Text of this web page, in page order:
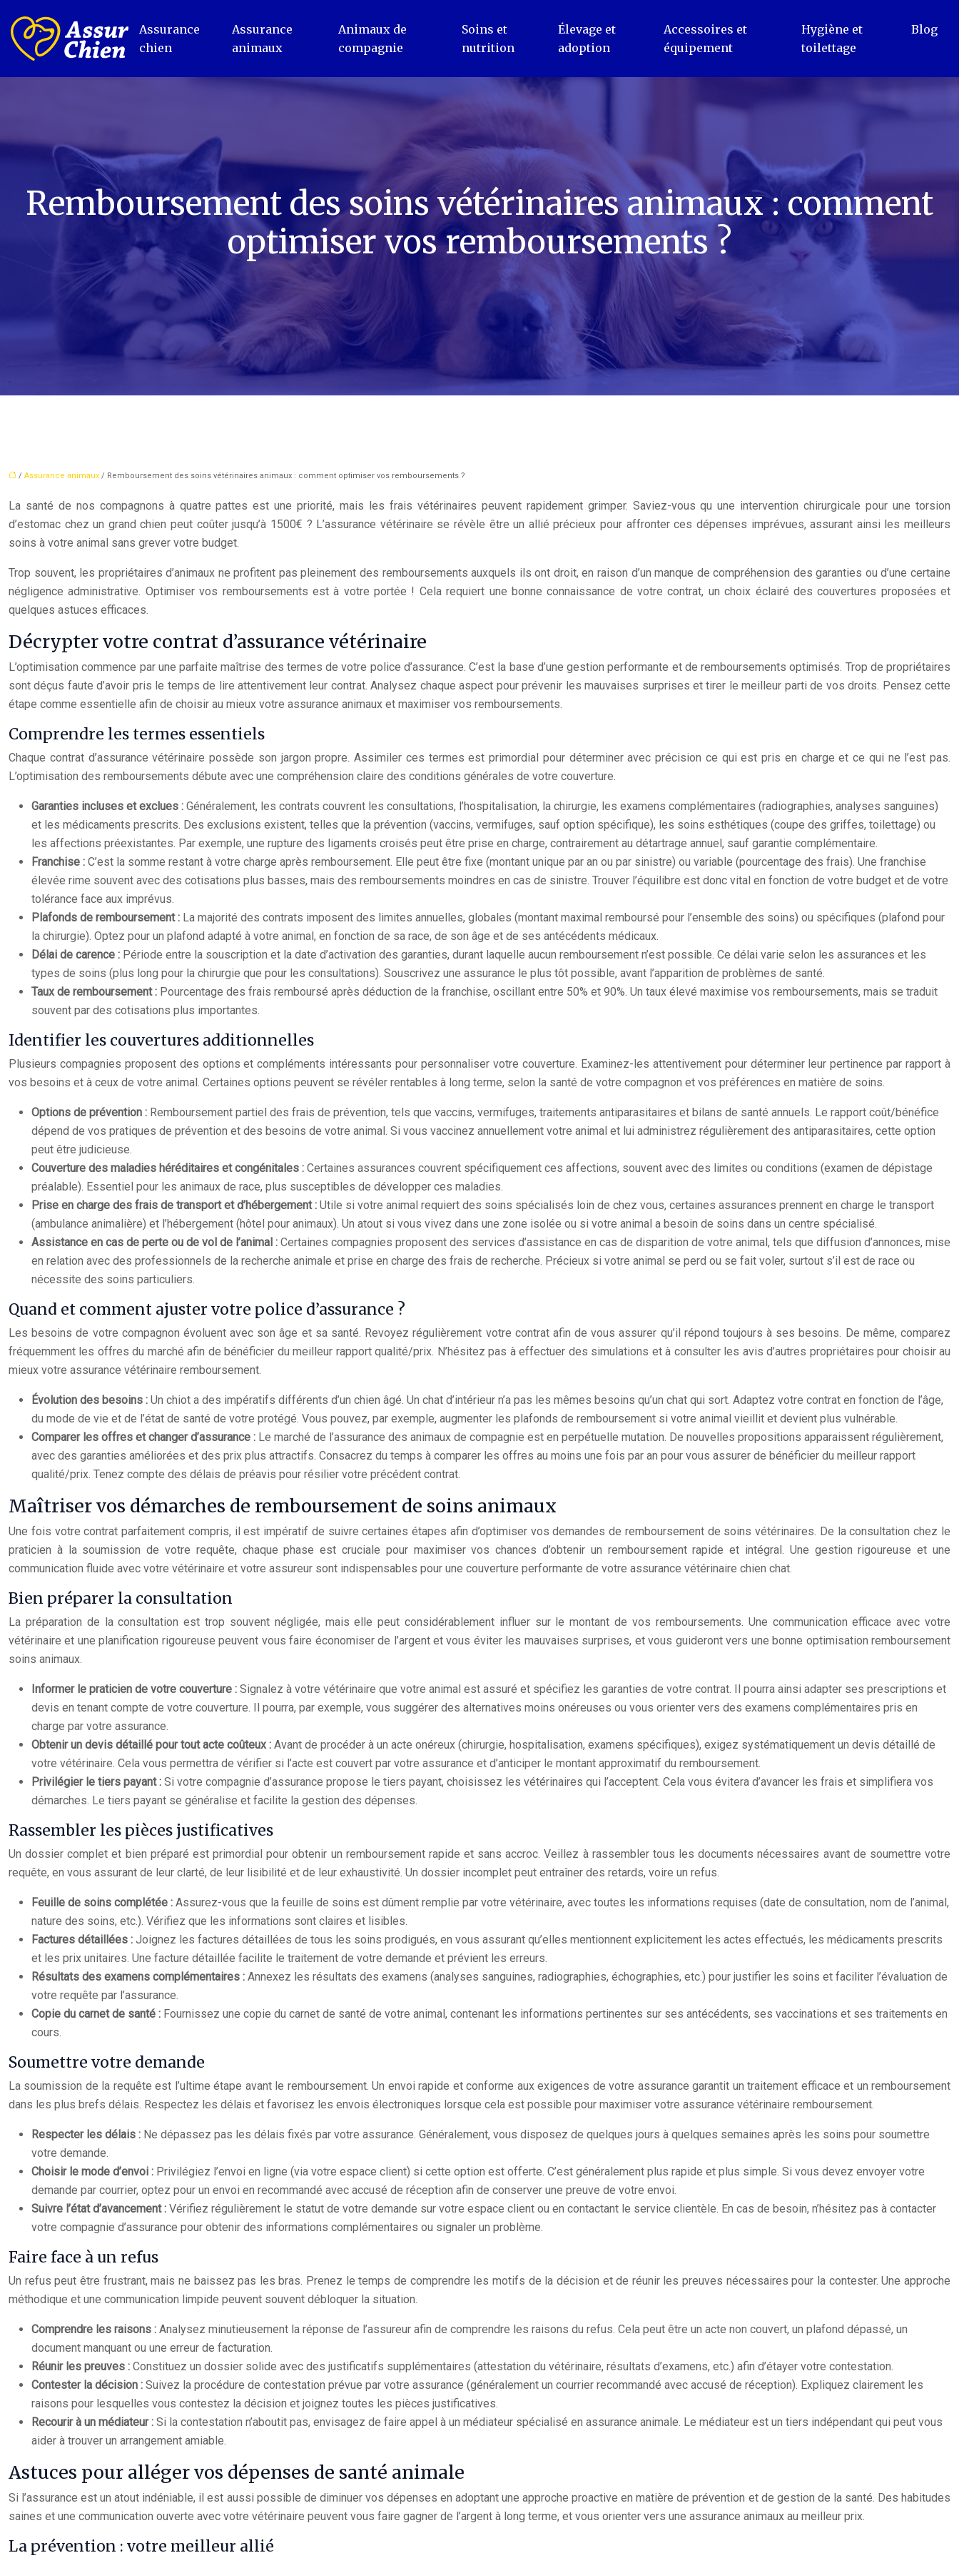
Assurance
chien
Assurance
animaux
Animaux de
compagnie
Soins et
nutrition
Élevage et
adoption
Accessoires et
équipement
Hygiène et
toilettage
Blog
Remboursement des soins vétérinaires animaux : comment
optimiser vos remboursements ?
/ Assurance animaux / Remboursement des soins vétérinaires animaux : comment optimiser vos remboursements ?
La santé de nos compagnons à quatre pattes est une priorité, mais les frais vétérinaires peuvent rapidement grimper. Saviez-vous qu une intervention chirurgicale pour une torsion
d’estomac chez un grand chien peut coûter jusqu’à 1500€ ? L’assurance vétérinaire se révèle être un allié précieux pour affronter ces dépenses imprévues, assurant ainsi les meilleurs
soins à votre animal sans grever votre budget.
Trop souvent, les propriétaires d’animaux ne profitent pas pleinement des remboursements auxquels ils ont droit, en raison d’un manque de compréhension des garanties ou d’une certaine
négligence administrative. Optimiser vos remboursements est à votre portée ! Cela requiert une bonne connaissance de votre contrat, un choix éclairé des couvertures proposées et
quelques astuces efficaces.
Décrypter votre contrat d’assurance vétérinaire
L’optimisation commence par une parfaite maîtrise des termes de votre police d’assurance. C’est la base d’une gestion performante et de remboursements optimisés. Trop de propriétaires
sont déçus faute d’avoir pris le temps de lire attentivement leur contrat. Analysez chaque aspect pour prévenir les mauvaises surprises et tirer le meilleur parti de vos droits. Pensez cette
étape comme essentielle afin de choisir au mieux votre assurance animaux et maximiser vos remboursements.
Comprendre les termes essentiels
Chaque contrat d’assurance vétérinaire possède son jargon propre. Assimiler ces termes est primordial pour déterminer avec précision ce qui est pris en charge et ce qui ne l’est pas.
L’optimisation des remboursements débute avec une compréhension claire des conditions générales de votre couverture.
Garanties incluses et exclues : Généralement, les contrats couvrent les consultations, l’hospitalisation, la chirurgie, les examens complémentaires (radiographies, analyses sanguines)
et les médicaments prescrits. Des exclusions existent, telles que la prévention (vaccins, vermifuges, sauf option spécifique), les soins esthétiques (coupe des griffes, toilettage) ou
les affections préexistantes. Par exemple, une rupture des ligaments croisés peut être prise en charge, contrairement au détartrage annuel, sauf garantie complémentaire.
Franchise : C’est la somme restant à votre charge après remboursement. Elle peut être fixe (montant unique par an ou par sinistre) ou variable (pourcentage des frais). Une franchise
élevée rime souvent avec des cotisations plus basses, mais des remboursements moindres en cas de sinistre. Trouver l’équilibre est donc vital en fonction de votre budget et de votre
tolérance face aux imprévus.
Plafonds de remboursement : La majorité des contrats imposent des limites annuelles, globales (montant maximal remboursé pour l’ensemble des soins) ou spécifiques (plafond pour
la chirurgie). Optez pour un plafond adapté à votre animal, en fonction de sa race, de son âge et de ses antécédents médicaux.
Délai de carence : Période entre la souscription et la date d’activation des garanties, durant laquelle aucun remboursement n’est possible. Ce délai varie selon les assurances et les
types de soins (plus long pour la chirurgie que pour les consultations). Souscrivez une assurance le plus tôt possible, avant l’apparition de problèmes de santé.
Taux de remboursement : Pourcentage des frais remboursé après déduction de la franchise, oscillant entre 50% et 90%. Un taux élevé maximise vos remboursements, mais se traduit
souvent par des cotisations plus importantes.
Identifier les couvertures additionnelles
Plusieurs compagnies proposent des options et compléments intéressants pour personnaliser votre couverture. Examinez-les attentivement pour déterminer leur pertinence par rapport à
vos besoins et à ceux de votre animal. Certaines options peuvent se révéler rentables à long terme, selon la santé de votre compagnon et vos préférences en matière de soins.
Options de prévention : Remboursement partiel des frais de prévention, tels que vaccins, vermifuges, traitements antiparasitaires et bilans de santé annuels. Le rapport coût/bénéfice
dépend de vos pratiques de prévention et des besoins de votre animal. Si vous vaccinez annuellement votre animal et lui administrez régulièrement des antiparasitaires, cette option
peut être judicieuse.
Couverture des maladies héréditaires et congénitales : Certaines assurances couvrent spécifiquement ces affections, souvent avec des limites ou conditions (examen de dépistage
préalable). Essentiel pour les animaux de race, plus susceptibles de développer ces maladies.
Prise en charge des frais de transport et d’hébergement : Utile si votre animal requiert des soins spécialisés loin de chez vous, certaines assurances prennent en charge le transport
(ambulance animalière) et l’hébergement (hôtel pour animaux). Un atout si vous vivez dans une zone isolée ou si votre animal a besoin de soins dans un centre spécialisé.
Assistance en cas de perte ou de vol de l’animal : Certaines compagnies proposent des services d’assistance en cas de disparition de votre animal, tels que diffusion d’annonces, mise
en relation avec des professionnels de la recherche animale et prise en charge des frais de recherche. Précieux si votre animal se perd ou se fait voler, surtout s’il est de race ou
nécessite des soins particuliers.
Quand et comment ajuster votre police d’assurance ?
Les besoins de votre compagnon évoluent avec son âge et sa santé. Revoyez régulièrement votre contrat afin de vous assurer qu’il répond toujours à ses besoins. De même, comparez
fréquemment les offres du marché afin de bénéficier du meilleur rapport qualité/prix. N’hésitez pas à effectuer des simulations et à consulter les avis d’autres propriétaires pour choisir au
mieux votre assurance vétérinaire remboursement.
Évolution des besoins : Un chiot a des impératifs différents d’un chien âgé. Un chat d’intérieur n’a pas les mêmes besoins qu’un chat qui sort. Adaptez votre contrat en fonction de l’âge,
du mode de vie et de l’état de santé de votre protégé. Vous pouvez, par exemple, augmenter les plafonds de remboursement si votre animal vieillit et devient plus vulnérable.
Comparer les offres et changer d’assurance : Le marché de l’assurance des animaux de compagnie est en perpétuelle mutation. De nouvelles propositions apparaissent régulièrement,
avec des garanties améliorées et des prix plus attractifs. Consacrez du temps à comparer les offres au moins une fois par an pour vous assurer de bénéficier du meilleur rapport
qualité/prix. Tenez compte des délais de préavis pour résilier votre précédent contrat.
Maîtriser vos démarches de remboursement de soins animaux
Une fois votre contrat parfaitement compris, il est impératif de suivre certaines étapes afin d’optimiser vos demandes de remboursement de soins vétérinaires. De la consultation chez le
praticien à la soumission de votre requête, chaque phase est cruciale pour maximiser vos chances d’obtenir un remboursement rapide et intégral. Une gestion rigoureuse et une
communication fluide avec votre vétérinaire et votre assureur sont indispensables pour une couverture performante de votre assurance vétérinaire chien chat.
Bien préparer la consultation
La préparation de la consultation est trop souvent négligée, mais elle peut considérablement influer sur le montant de vos remboursements. Une communication efficace avec votre
vétérinaire et une planification rigoureuse peuvent vous faire économiser de l’argent et vous éviter les mauvaises surprises, et vous guideront vers une bonne optimisation remboursement
soins animaux.
Informer le praticien de votre couverture : Signalez à votre vétérinaire que votre animal est assuré et spécifiez les garanties de votre contrat. Il pourra ainsi adapter ses prescriptions et
devis en tenant compte de votre couverture. Il pourra, par exemple, vous suggérer des alternatives moins onéreuses ou vous orienter vers des examens complémentaires pris en
charge par votre assurance.
Obtenir un devis détaillé pour tout acte coûteux : Avant de procéder à un acte onéreux (chirurgie, hospitalisation, examens spécifiques), exigez systématiquement un devis détaillé de
votre vétérinaire. Cela vous permettra de vérifier si l’acte est couvert par votre assurance et d’anticiper le montant approximatif du remboursement.
Privilégier le tiers payant : Si votre compagnie d’assurance propose le tiers payant, choisissez les vétérinaires qui l’acceptent. Cela vous évitera d’avancer les frais et simplifiera vos
démarches. Le tiers payant se généralise et facilite la gestion des dépenses.
Rassembler les pièces justificatives
Un dossier complet et bien préparé est primordial pour obtenir un remboursement rapide et sans accroc. Veillez à rassembler tous les documents nécessaires avant de soumettre votre
requête, en vous assurant de leur clarté, de leur lisibilité et de leur exhaustivité. Un dossier incomplet peut entraîner des retards, voire un refus.
Feuille de soins complétée : Assurez-vous que la feuille de soins est dûment remplie par votre vétérinaire, avec toutes les informations requises (date de consultation, nom de l’animal,
nature des soins, etc.). Vérifiez que les informations sont claires et lisibles.
Factures détaillées : Joignez les factures détaillées de tous les soins prodigués, en vous assurant qu’elles mentionnent explicitement les actes effectués, les médicaments prescrits
et les prix unitaires. Une facture détaillée facilite le traitement de votre demande et prévient les erreurs.
Résultats des examens complémentaires : Annexez les résultats des examens (analyses sanguines, radiographies, échographies, etc.) pour justifier les soins et faciliter l’évaluation de
votre requête par l’assurance.
Copie du carnet de santé : Fournissez une copie du carnet de santé de votre animal, contenant les informations pertinentes sur ses antécédents, ses vaccinations et ses traitements en
cours.
Soumettre votre demande
La soumission de la requête est l’ultime étape avant le remboursement. Un envoi rapide et conforme aux exigences de votre assurance garantit un traitement efficace et un remboursement
dans les plus brefs délais. Respectez les délais et favorisez les envois électroniques lorsque cela est possible pour maximiser votre assurance vétérinaire remboursement.
Respecter les délais : Ne dépassez pas les délais fixés par votre assurance. Généralement, vous disposez de quelques jours à quelques semaines après les soins pour soumettre
votre demande.
Choisir le mode d’envoi : Privilégiez l’envoi en ligne (via votre espace client) si cette option est offerte. C’est généralement plus rapide et plus simple. Si vous devez envoyer votre
demande par courrier, optez pour un envoi en recommandé avec accusé de réception afin de conserver une preuve de votre envoi.
Suivre l’état d’avancement : Vérifiez régulièrement le statut de votre demande sur votre espace client ou en contactant le service clientèle. En cas de besoin, n’hésitez pas à contacter
votre compagnie d’assurance pour obtenir des informations complémentaires ou signaler un problème.
Faire face à un refus
Un refus peut être frustrant, mais ne baissez pas les bras. Prenez le temps de comprendre les motifs de la décision et de réunir les preuves nécessaires pour la contester. Une approche
méthodique et une communication limpide peuvent souvent débloquer la situation.
Comprendre les raisons : Analysez minutieusement la réponse de l’assureur afin de comprendre les raisons du refus. Cela peut être un acte non couvert, un plafond dépassé, un
document manquant ou une erreur de facturation.
Réunir les preuves : Constituez un dossier solide avec des justificatifs supplémentaires (attestation du vétérinaire, résultats d’examens, etc.) afin d’étayer votre contestation.
Contester la décision : Suivez la procédure de contestation prévue par votre assurance (généralement un courrier recommandé avec accusé de réception). Expliquez clairement les
raisons pour lesquelles vous contestez la décision et joignez toutes les pièces justificatives.
Recourir à un médiateur : Si la contestation n’aboutit pas, envisagez de faire appel à un médiateur spécialisé en assurance animale. Le médiateur est un tiers indépendant qui peut vous
aider à trouver un arrangement amiable.
Astuces pour alléger vos dépenses de santé animale
Si l’assurance est un atout indéniable, il est aussi possible de diminuer vos dépenses en adoptant une approche proactive en matière de prévention et de gestion de la santé. Des habitudes
saines et une communication ouverte avec votre vétérinaire peuvent vous faire gagner de l’argent à long terme, et vous orienter vers une assurance animaux au meilleur prix.
La prévention : votre meilleur allié